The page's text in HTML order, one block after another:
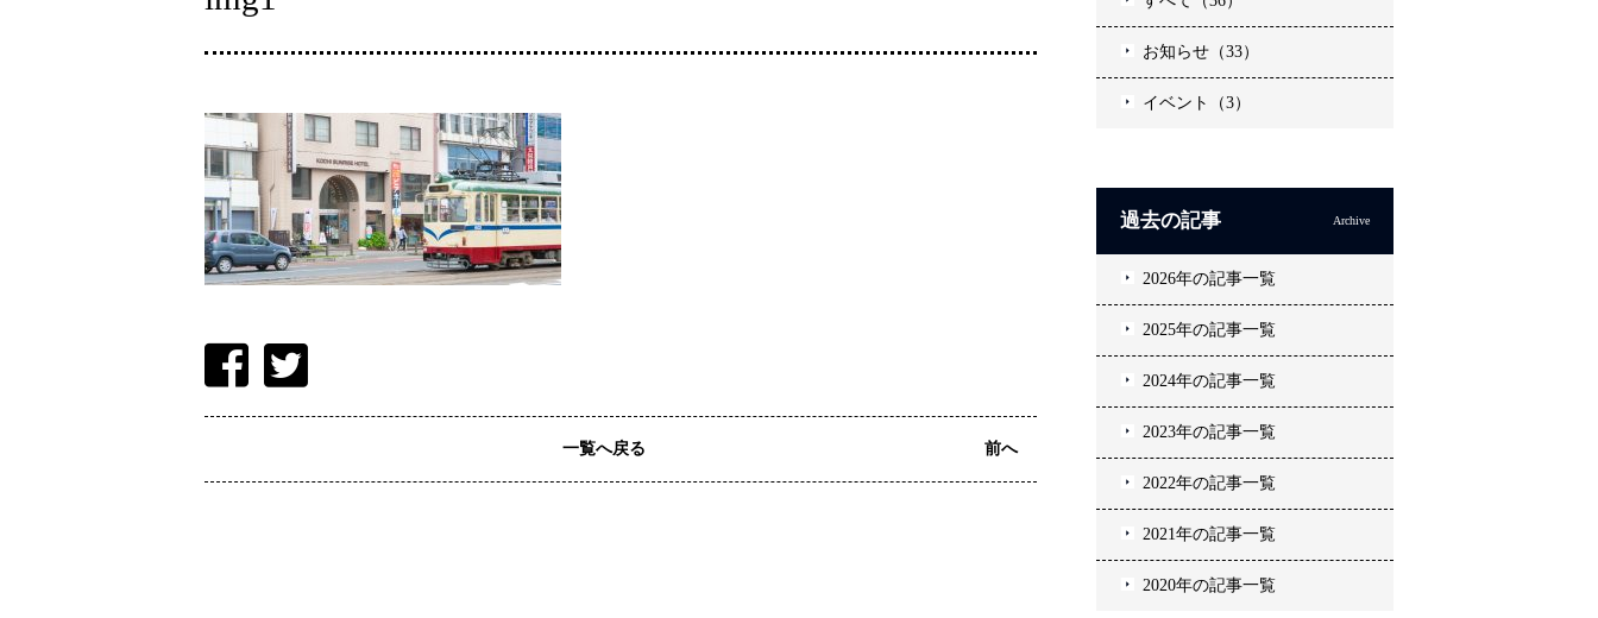
一覧へ戻る 前へ
お知らせ（33）
イベント（3）
過去の記事 Archive
2026年の記事一覧
2025年の記事一覧
2024年の記事一覧
2023年の記事一覧
2022年の記事一覧
2021年の記事一覧
2020年の記事一覧